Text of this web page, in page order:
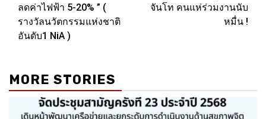
ลดค่าไฟฟ้า 5-20% ” (
รางวัลนวัตกรรมแห่งชาติ
อันดับ1 NiA )
จันโท คนแห่ร่วมงานนับ
หมื่น !
MORE STORIES